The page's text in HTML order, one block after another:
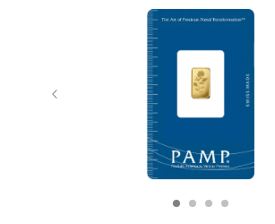
Precedente